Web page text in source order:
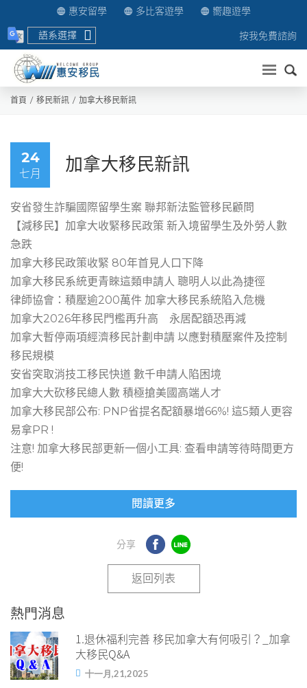
惠安留學 多比客遊學
嚮趣遊學
語系選擇
按我免費諮詢
送出
首頁 移民新訊 加拿大移民新訊
24
七月 加拿大移民新訊
安省發生詐騙國際留學生案 聯邦新法監管移民顧問
【減移民】加拿大收緊移民政策 新入境留學生及外勞人數
急跌
加拿大移民政策收緊 80年首見人口下降
加拿大移民系統更青睞這類申請人 聰明人以此為捷徑
律師協會：積壓逾200萬件 加拿大移民系統陷入危機
加拿大2026年移民門檻再升高 永居配額恐再減
加拿大暫停兩項經濟移民計劃申請 以應對積壓案件及控制
移民規模
安省突取消技工移民快道 數千申請人陷困境
加拿大大砍移民總人數 積極搶美國高端人才
加拿大移民部公布: PNP省提名配額暴增66%! 這5類人更容
易拿PR !
注意! 加拿大移民部更新一個小工具: 查看申請等待時間更方
便!
閱讀更多
返回列表
熱門消息
1.退休福利完善 移民加拿大有何吸引？_加拿
大移民Q&A
十一月,21,2025